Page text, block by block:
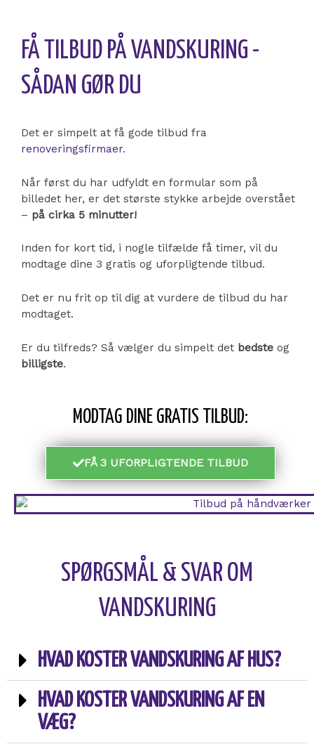
FÅ TILBUD PÅ VANDSKURING -
SÅDAN GØR DU
Det er simpelt at få gode tilbud fra
renoveringsfirmaer.
Når først du har udfyldt en formular som på
billedet her, er det største stykke arbejde overstået
– på cirka 5 minutter!
Inden for kort tid, i nogle tilfælde få timer, vil du
modtage dine 3 gratis og uforpligtende tilbud.
Det er nu frit op til dig at vurdere de tilbud du har
modtaget.
Er du tilfreds? Så vælger du simpelt det bedste og
billigste.
MODTAG DINE GRATIS TILBUD:
FÅ 3 UFORPLIGTENDE TILBUD
SPØRGSMÅL & SVAR OM
VANDSKURING
HVAD KOSTER VANDSKURING AF HUS?
HVAD KOSTER VANDSKURING AF EN
VÆG?